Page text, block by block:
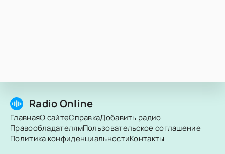
Radio Online
ГлавнаяО сайтеСправкаДобавить радио
ПравообладателямПользовательское соглашение
Политика конфиденциальностиКонтакты